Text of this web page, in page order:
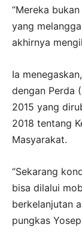
“Mereka
yang
akhirnya
Ia
dengan Perda
2015 yang
2018 tentang
Masyarakat.
“Sekarang
bisa dilalui
berkelanjutan
pungkas